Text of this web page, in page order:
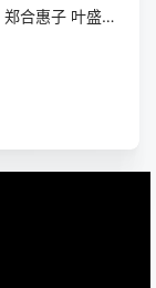
郑合惠子 叶盛佳